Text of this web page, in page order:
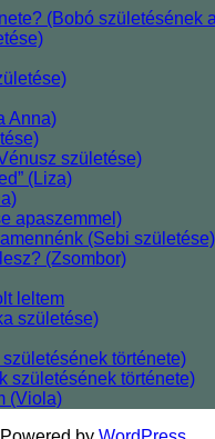
(Bobó születésének
Anna)
születése)
(Liza)
apaszemmel)
(Sebi születése)
(Zsombor)
leltem
születése)
története)
születésének története)
(Viola)